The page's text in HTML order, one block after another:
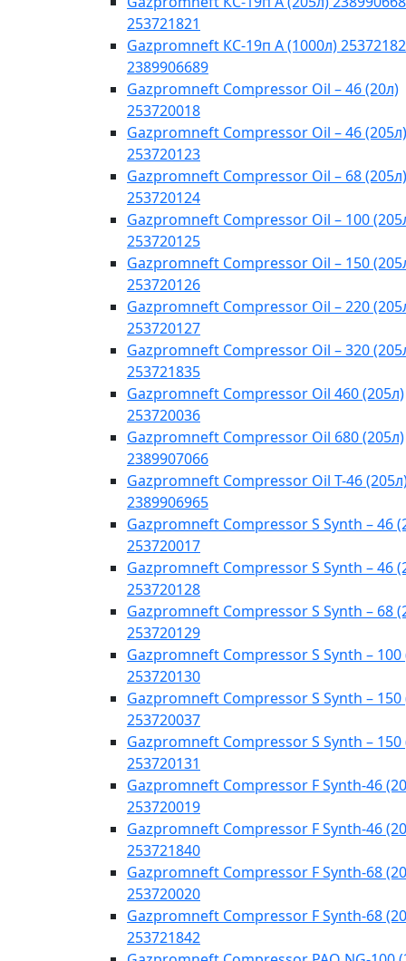
253721821
Gazpromneft КС-19п А (1000л)
2389906689
Gazpromneft Compressor Oil – 46 (20л)
253720018
Gazpromneft Compressor Oil – 46 (205л)
253720123
Gazpromneft Compressor Oil – 68 (205л)
253720124
Gazpromneft Compressor Oil – 100
253720125
Gazpromneft Compressor Oil – 150
253720126
Gazpromneft Compressor Oil – 220
253720127
Gazpromneft Compressor Oil – 320
253721835
Gazpromneft Compressor Oil 460 (205л)
253720036
Gazpromneft Compressor Oil 680 (205л)
2389907066
Gazpromneft Compressor Oil T-46
2389906965
Gazpromneft Compressor S Synth – 46
253720017
Gazpromneft Compressor S Synth – 46
253720128
Gazpromneft Compressor S Synth – 68
253720129
Gazpromneft Compressor S Synth – 100
253720130
Gazpromneft Compressor S Synth – 150
253720037
Gazpromneft Compressor S Synth – 150
253720131
Gazpromneft Compressor F Synth-46
253720019
Gazpromneft Compressor F Synth-46
253721840
Gazpromneft Compressor F Synth-68
253720020
Gazpromneft Compressor F Synth-68
253721842